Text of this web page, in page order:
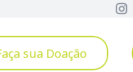
sua Doação